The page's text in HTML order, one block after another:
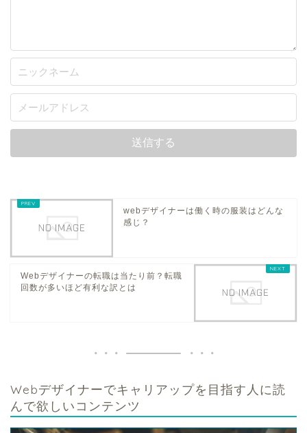
webデザイナーは働く時の服装はどんな
感じ？
Webデザイナーの転職は当たり前？転職
回数が多いほど有利な訳とは
Webデザイナーでキャリアップを目指す人に読
んで欲しいコンテンツ